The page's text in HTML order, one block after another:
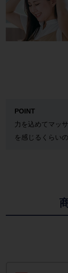
POINT
力を込めてマッ
を感じるくらい